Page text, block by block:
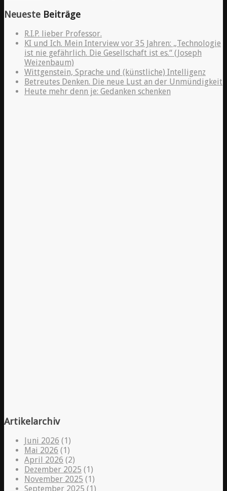
Neueste Beiträge
R.I.P. lieber Professor.
KI und Ich. Mein Interview vor 35 Jahren: „Technologie
ist nie gefährlich. Die Gesellschaft ist es.“ (Joseph
Weizenbaum)
Wittgenstein, Sprache und (künstliche) Intelligenz
Betreutes Denken. Die neue Lust an der Unmündigkeit
Heute mehr denn je: Gedanken schenken
Artikelarchiv
Juni 2026 (1)
Mai 2026 (1)
April 2026 (2)
Dezember 2025 (1)
November 2025 (1)
September 2025 (1)